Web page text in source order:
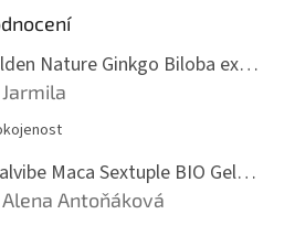
Golden Nature Ginkgo Biloba extrakt 50:1 60mg, 100 kapslí
produktu je 5 z 5 hvězdiček.
Jarmila
Vitalvibe Maca Sextuple BIO Gelatinized 3-Complex, 60 kapslí
produktu je 5 z 5 hvězdiček.
Alena Antoňáková